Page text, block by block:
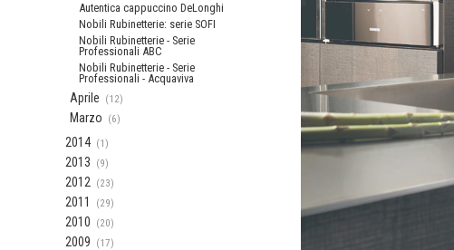
Autentica cappuccino DeLonghi
Nobili Rubinetterie: serie SOFI
Nobili Rubinetterie - Serie
Professionali ABC
Nobili Rubinetterie - Serie
Professionali - Acquaviva
Aprile
(12)
Marzo (6)
2014 (1)
2013 (9)
2012 (23)
2011 (29)
2010 (20)
2009 (17)